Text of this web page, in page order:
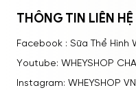
THÔNG TIN LIÊN HỆ
Facebook : Sữa Thể Hình
Youtube: WHEYSHOP
Instagram: WHEYSHOP VN